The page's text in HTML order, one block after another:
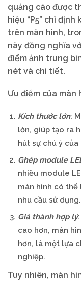
quảng cáo được
hiệu “P5” chỉ
trên màn hình,
này đồng nghĩa
điểm ảnh trung
nét và chi tiết.
Ưu điểm của màn
Kích thước lớn:
lớn, giúp tạo ra
hút sự chú ý của
Ghép module
nhiều module
màn hình có
nhu cầu sử dụng.
Giá thành hợp lý
cao hơn, màn
hơn, là một lựa
nghiệp.
Tuy nhiên, màn